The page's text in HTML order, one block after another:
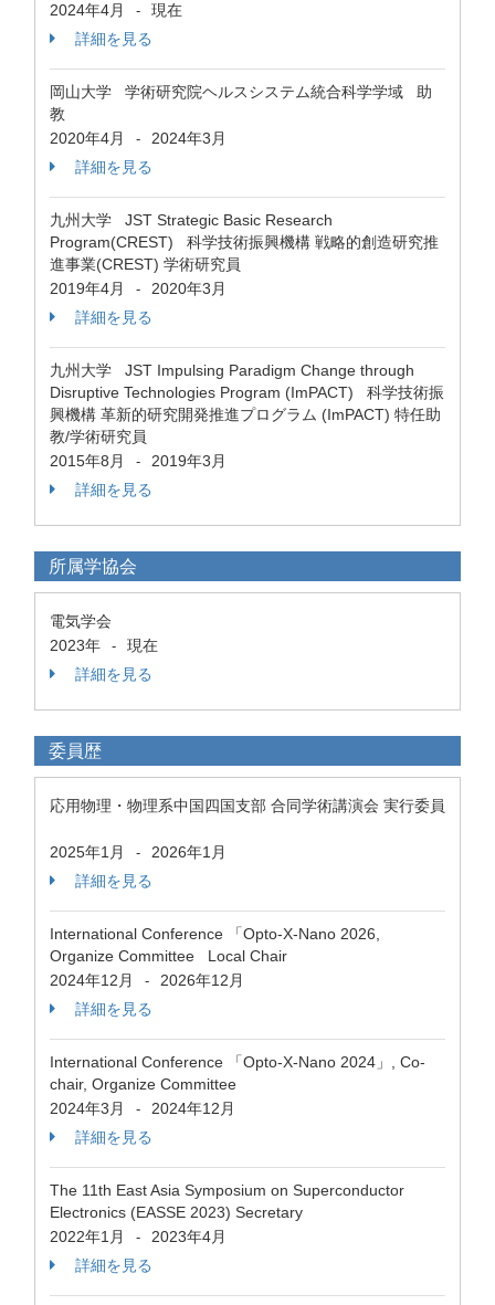
2024年4月
-
現在
詳細を見る
岡山大学 学術研究院ヘルスシステム統合科学学域 助
教
2020年4月
-
2024年3月
詳細を見る
九州大学 JST Strategic Basic Research
Program(CREST) 科学技術振興機構 戦略的創造研究推
進事業(CREST) 学術研究員
2019年4月
-
2020年3月
詳細を見る
九州大学 JST Impulsing Paradigm Change through
Disruptive Technologies Program (ImPACT) 科学技術振
興機構 革新的研究開発推進プログラム (ImPACT) 特任助
教/学術研究員
2015年8月
-
2019年3月
詳細を見る
所属学協会
電気学会
2023年
-
現在
詳細を見る
委員歴
応用物理・物理系中国四国支部 合同学術講演会 実行委員
2025年1月 -
2026年1月
詳細を見る
International Conference 「Opto-X-Nano 2026,
Organize Committee Local Chair
2024年12月
-
2026年12月
詳細を見る
International Conference 「Opto-X-Nano 2024」, Co-
chair, Organize Committee
2024年3月
-
2024年12月
詳細を見る
The 11th East Asia Symposium on Superconductor
Electronics (EASSE 2023) Secretary
2022年1月
-
2023年4月
詳細を見る